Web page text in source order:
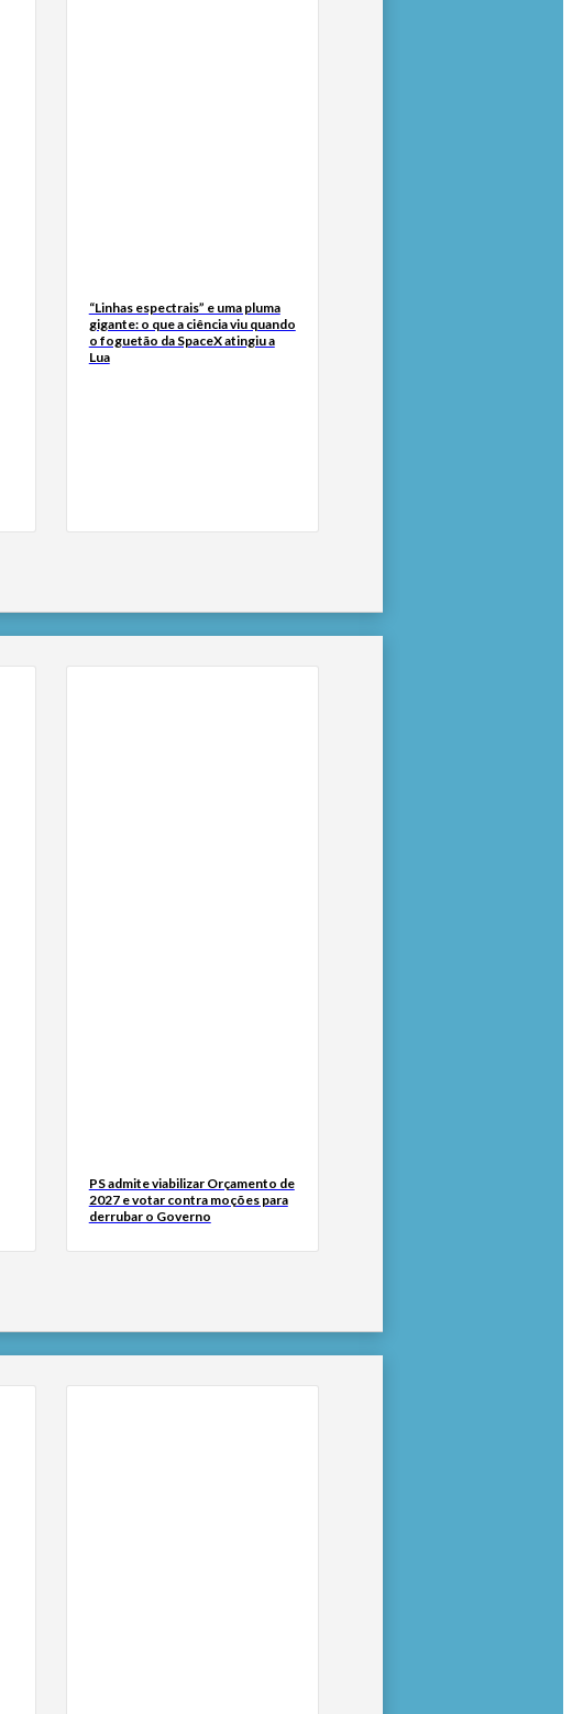
“Linhas espectrais” e uma pluma
gigante: o que a ciência viu quando
o foguetão da SpaceX atingiu a
Lua
PS admite viabilizar Orçamento de
2027 e votar contra moções para
derrubar o Governo